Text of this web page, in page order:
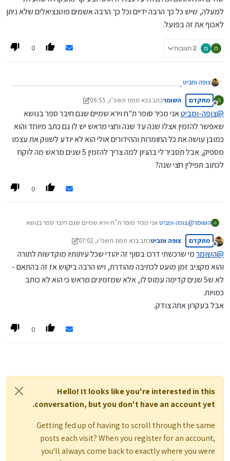
למעלה, שיש כל כך הרבה ידיים וכל כך הרבה אשמים פוטנציאלים שלא ניתן
לאכוף את זה בפועל.
ה מ 2 תגובות 0
צופה ומביט
@מבין-ענייןsaid:
מלא סופרים ומלא מכונים עם פרשיות במלאימה?
על מה אתה מדבר?
אברך רציני שמחפש סופר מסויים? אם הוא לא נרשם 5 שנים לפני כן,
@אבינדב-הכהןsaid:
חשובים שחיים את התחום וכולם היו על גבול היאוש. ובעיקר מהנקודה
שהעלתי למעלה, שיש כל כך הרבה ידיים וכל כך הרבה אשמים
ה
מנותק
מתקדם השומרכתב בכא תמוז תשפ״ו, 06:55
נערך לאחרונה על ידי השומרכב סיוון תשפ״ו, 06:56
@צופה-ומביטאני מכיר סופר ת"ח וירא שמיים שגם חיבר ספר בנושא
שאפשר להזמין אצלו שנה עד שנה וחצי מראש יש לו גם כתב מיוחד והוא
כמובן עושה את כל החומרות וההידורים אולי הוא לא יודע לשווק את עצמו
מספיק, אבל תסביר לי בהגיון למה צריך להזמין 5 שנים מראש מה לוקח
לכתוב תפילין חצי שנה?
0
ה השומר@צופה-ומביט אני מכיר סופר ת"ח וירא שמיים שגם חיבר ספר בנושא
שאפשר להזמין אצלו שנה עד שנה וחצי מראש יש לו גם כתב מיוחד והוא
כמובן עושה את כל החומרות וההידורים אולי הוא לא יודע לשווק את עצמו
מספיק, אבל תסביר לי בהגיון למה צריך להזמין 5 שנים מראש מה לוקח
לכתוב תפילין חצי שנה?
מנותק
מתקדם צופה ומביטכתב בכא תמוז תשפ״ו, 07:02
נערך לאחרונה על ידי צופה ומביט
@השומרמי שרכשתי דרכו בסוף זה יהודי שכל עיתותיו מוקדשות לתורה
והוא מקציב זמן מועט לכתיבה מהודרת, ויש הרבה ביקוש אז זה בהתאם -
לא ש5 שנים קדימה עמוס לו, אלא שמזמינים מראש כי הוא לא כותב
כמויות.
אבל בעקרון אתה צודק.
0
Hello! It looks like you're interested in this
conversation, but you don't have an account yet.
Getting fed up of having to scroll through the same
posts each visit? When you register for an account,
you'll always come back to exactly where you were